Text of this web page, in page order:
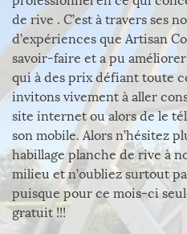
de rive . C’est à travers ses
d’expériences que Artisan
savoir-faire et a pu
qui à des prix défiant toute
invitons vivement à aller
site internet ou alors de le
son mobile. Alors n’hésitez
habillage planche de rive à
milieu et n’oubliez surtout
puisque pour ce mois-ci
gratuit !!!